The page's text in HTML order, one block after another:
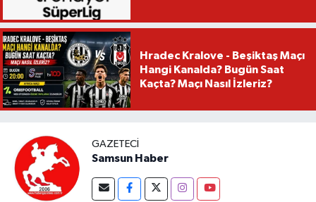
Hradec Kralove - Beşiktaş Maçı
Hangi Kanalda? Bugün Saat
Kaçta? Maçı Nasıl İzleriz?
GAZETECI
Samsun Haber